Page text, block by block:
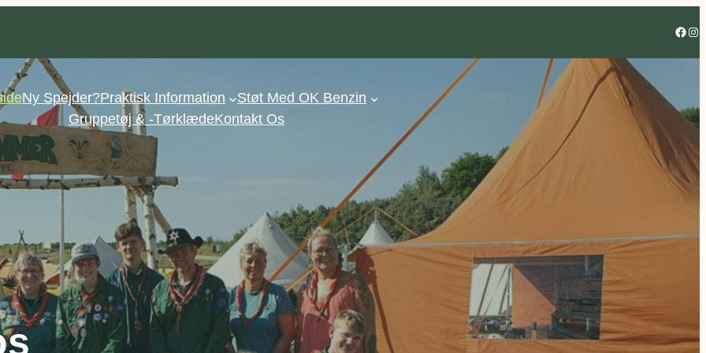
Facebook Instagram
Ny Spejder?Praktisk Information
Støt Med OK Benzin
Gruppetøj & -tørklædeKontakt Os